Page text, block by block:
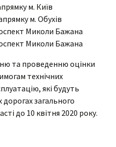
м. Київ
м. Обухів
Миколи Бажана
Миколи Бажана
та проведенню оцінки
технічних
які будуть
загального
до 10 квітня 2020 року.